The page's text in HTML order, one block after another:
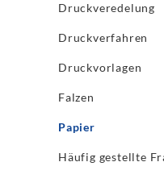
Druckveredelung
Druckverfahren
Druckvorlagen
Falzen
Papier
Häufig gestellte